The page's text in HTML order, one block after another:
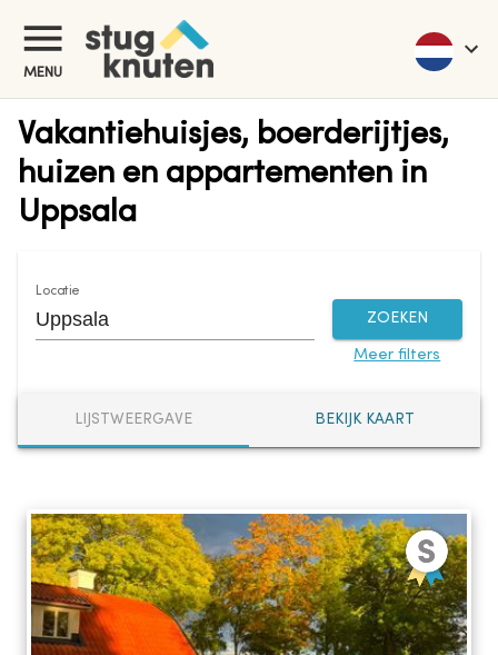
MENU
Vakantiehuisjes, boerderijtjes,
huizen en appartementen in
Uppsala
Locatie
ZOEKEN
Meer filters
LIJSTWEERGAVE BEKIJK KAART